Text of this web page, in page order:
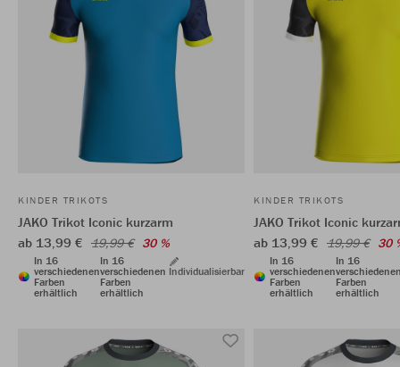
KINDER TRIKOTS
JAKO Trikot Iconic kurzarm
ab 13,99 € 19,99 € 30 %
In 16
verschiedenen
Farben
erhältlich
In 16
verschiedenen
Farben
erhältlich
Individualisierbar
KINDER TRIKOTS
JAKO Trikot Iconic
ab 13,99 € 19,99 € 30
In 16
verschiedenen
Farben
erhältlich
In 16
Farben
erhältlich